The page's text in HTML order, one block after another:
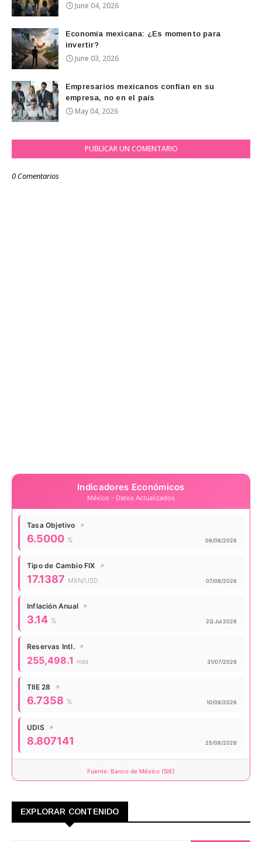
June 04, 2026
Economía mexicana: ¿Es momento para
invertir?
June 03, 2026
Empresarios mexicanos confían en su
empresa, no en el país
May 04, 2026
PUBLICAR UN COMENTARIO
0 Comentarios
Indicadores Económicos
México - Datos Actualizados
Tasa Objetivo ↗
Valor actual:
6.5000 % Actualizado:
08/08/2026
Tipo de Cambio FIX ↗
Valor actual:
17.1387 MXN/USD Actualizado:
07/08/2026
Inflación Anual ↗
Valor actual:
3.14 % Actualizado:
2Q Jul 2026
Reservas Intl. ↗
Valor actual:
255,498.1 mdd Actualizado:
31/07/2026
TIIE 28 ↗
Valor actual:
6.7358 % Actualizado:
10/08/2026
UDIS ↗
Valor actual:
8.807141 Actualizado:
25/08/2026
Fuente: Banco de México (SIE)
EXPLORAR CONTENIDO